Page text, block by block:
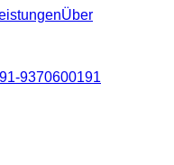
Über
9370600191